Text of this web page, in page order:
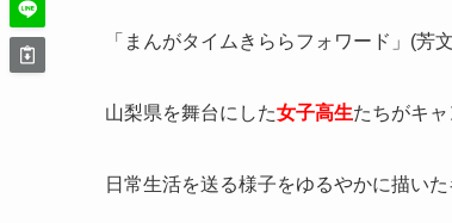
「まんがタイムきららフォワード」(芳
山梨県を舞台にした女子高生たちがキャ
日常生活を送る様子をゆるやかに描いた